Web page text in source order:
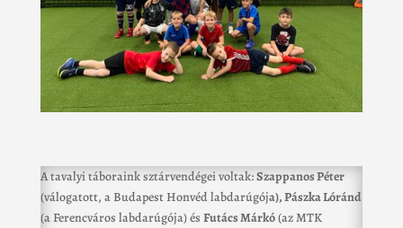
A tavalyi táboraink sztárvendégei voltak:Szappanos Péter
(válogatott, a Budapest Honvéd labdarúgója), Pászka Lóránd
(a Ferencváros labdarúgója) és Futács Márkó(az MTK